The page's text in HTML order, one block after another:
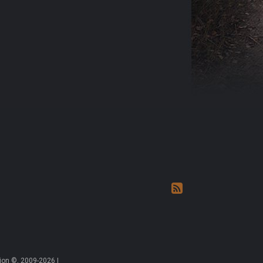
©, 2009-2026 |